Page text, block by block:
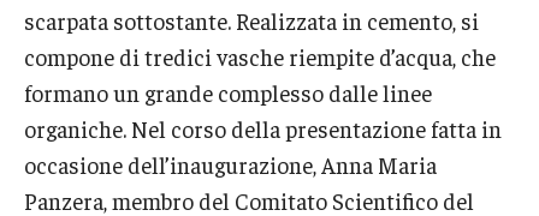
scarpata sottostante. Realizzata in cemento, si
compone di tredici vasche riempite d’acqua, che
formano un grande complesso dalle linee
organiche. Nel corso della presentazione fatta in
occasione dell’inaugurazione, Anna Maria
Panzera, membro del Comitato Scientifico del